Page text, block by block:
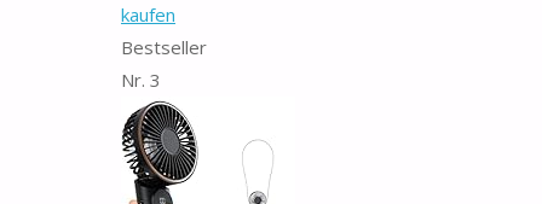
kaufen
Bestseller
Nr. 3